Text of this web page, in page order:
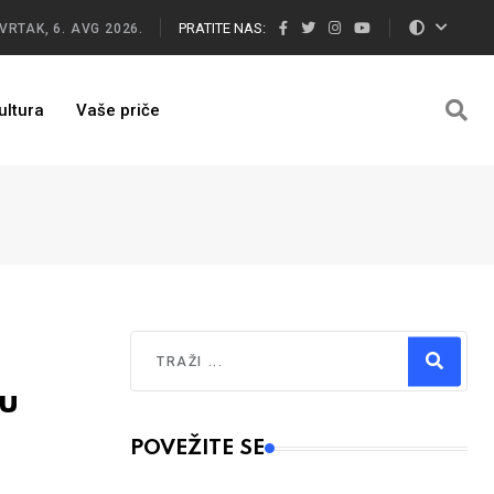
6. AVG 2026. PRATITE NAS:
Vaše priče
Type 2 or more characters for results.
POVEŽITE SE